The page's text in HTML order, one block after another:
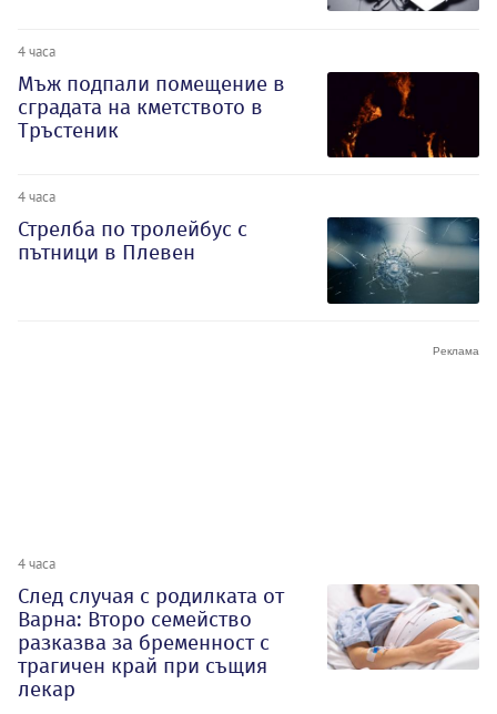
4 часа
Мъж подпали помещение в
сградата на кметството в
Тръстеник
4 часа
Стрелба по тролейбус с
пътници в Плевен
4 часа
След случая с родилката от
Варна: Второ семейство
разказва за бременност с
трагичен край при същия
лекар